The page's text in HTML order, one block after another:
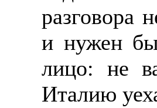
разговора
и нужен
лицо: не
Италию